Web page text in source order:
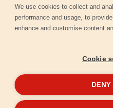
© 2026extol.hu-
Kapcsolat
Garancia regisztráció
We use cookies to collect and
performance and usage, to
enhance and customise content
Cookie